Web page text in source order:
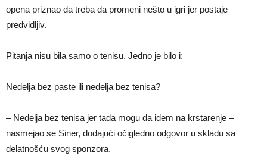
opena priznao da treba da promeni nešto u igri jer postaje
predvidljiv.
Pitanja nisu bila samo o tenisu. Jedno je bilo i:
Nedelja bez paste ili nedelja bez tenisa?
– Nedelja bez tenisa jer tada mogu da idem na krstarenje –
nasmejao se Siner, dodajući očigledno odgovor u skladu sa
delatnošću svog sponzora.